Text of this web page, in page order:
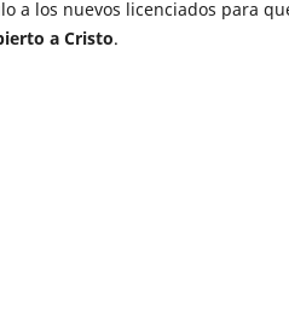
a los nuevos licenciados para
a Cristo.